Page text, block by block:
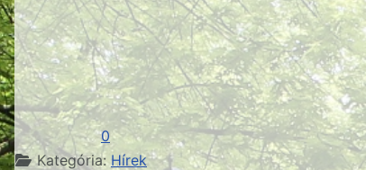
0
Részletek
Kategória:Hírek